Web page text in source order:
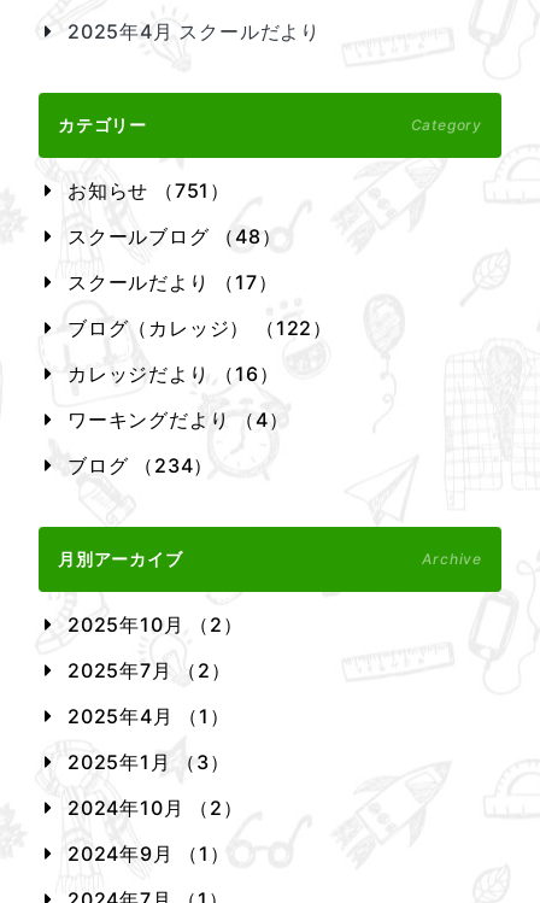
2025年4月 スクールだより
カテゴリー Category
お知らせ （751）
スクールブログ （48）
スクールだより （17）
ブログ（カレッジ） （122）
カレッジだより （16）
ワーキングだより （4）
ブログ （234）
月別アーカイブ Archive
2025年10月 （2）
2025年7月 （2）
2025年4月 （1）
2025年1月 （3）
2024年10月 （2）
2024年9月 （1）